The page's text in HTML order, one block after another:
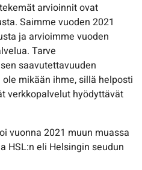
arvioinnit ovat
Saimme vuoden 2021
ja arvioimme vuoden
Tarve
saavutettavuuden
mikään ihme, sillä helposti
verkkopalvelut hyödyttävät
vuonna 2021 muun muassa
HSL:n eli Helsingin seudun